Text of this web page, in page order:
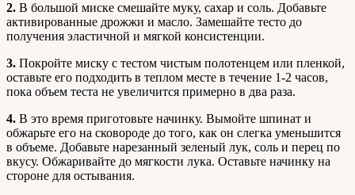
2. В большой миске смешайте муку, сахар и соль. Добавьте
активированные дрожжи и масло. Замешайте тесто до
получения эластичной и мягкой консистенции.
3. Покройте миску с тестом чистым полотенцем или пленкой,
оставьте его подходить в теплом месте в течение 1-2 часов,
пока объем теста не увеличится примерно в два раза.
4. В это время приготовьте начинку. Вымойте шпинат и
обжарьте его на сковороде до того, как он слегка уменьшится
в объеме. Добавьте нарезанный зеленый лук, соль и перец по
вкусу. Обжаривайте до мягкости лука. Оставьте начинку на
стороне для остывания.